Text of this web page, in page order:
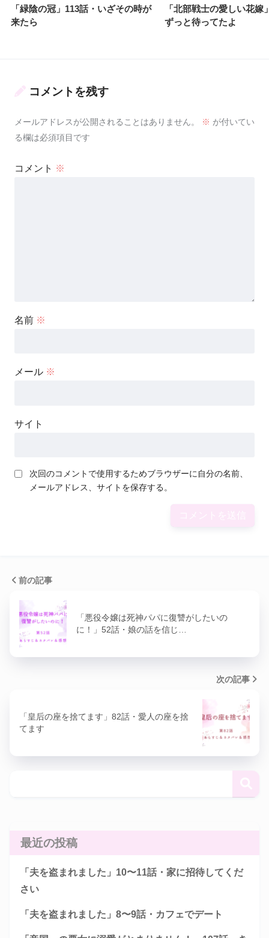
「緑陰の冠」113話・いざその時が
来たら
「北部戦士の愛しい花嫁
ずっと待ってたよ
コメントを残す
メールアドレスが公開されることはありません。 ※ が付いてい
る欄は必須項目です
コメント ※
名前 ※
メール ※
サイト
次回のコメントで使用するためブラウザーに自分の名前、
メールアドレス、サイトを保存する。
前の記事
「悪役令嬢は死神パパに復讐がしたいの
に！」52話・娘の話を信じ…
次の記事
「皇后の座を捨てます」82話・愛人の座を捨
てます
最近の投稿
「夫を盗まれました」10〜11話・家に招待してくだ
さい
「夫を盗まれました」8〜9話・カフェでデート